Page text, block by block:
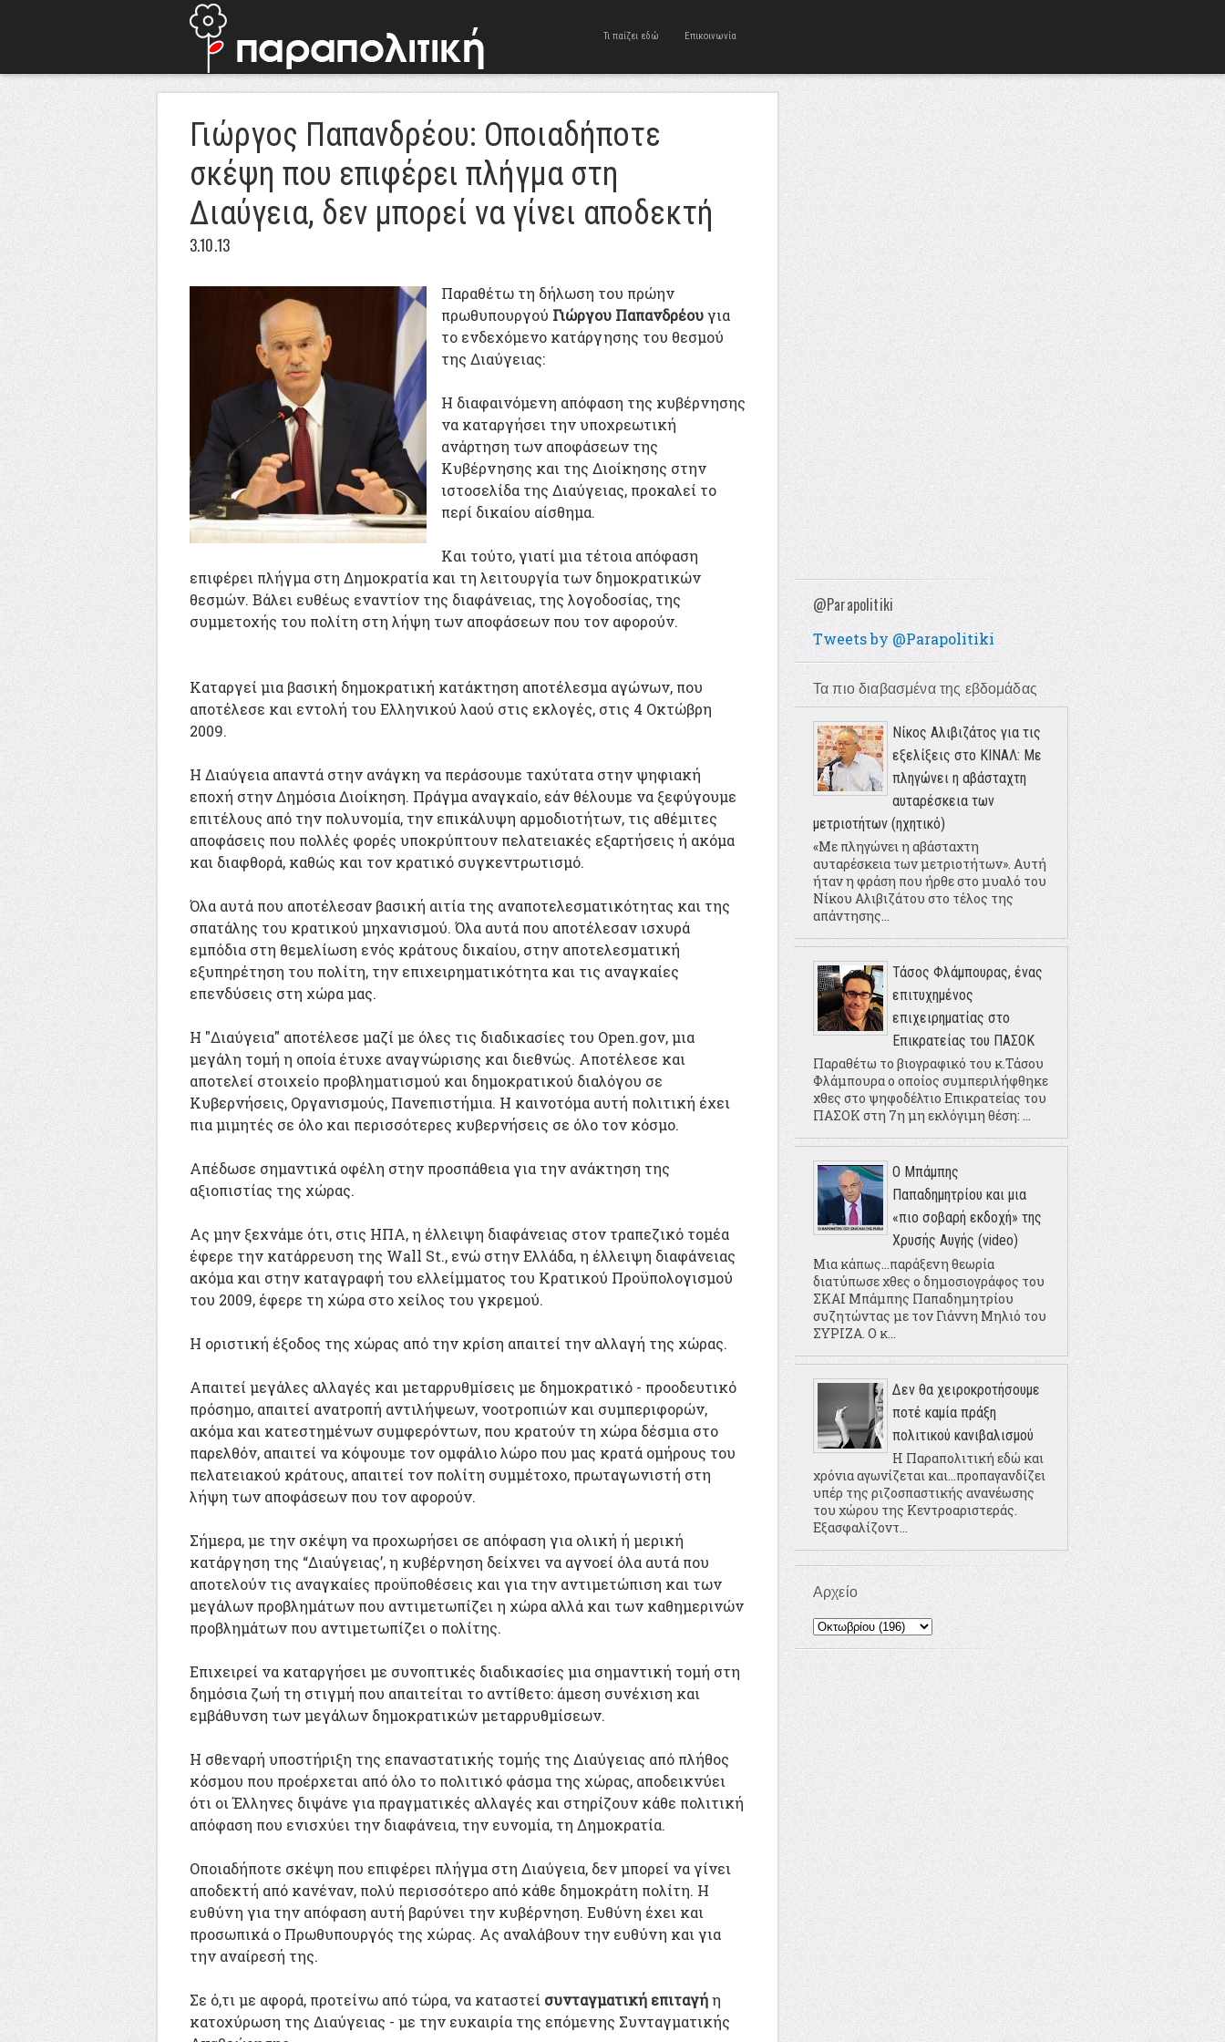
Τι παίζει εδώ Επικοινωνία
Γιώργος Παπανδρέου: Οποιαδήποτε
σκέψη που επιφέρει πλήγμα στη
Διαύγεια, δεν μπορεί να γίνει αποδεκτή
3.10.13
Παραθέτω τη δήλωση του πρώην
πρωθυπουργού Γιώργου Παπανδρέουγια
το ενδεχόμενο κατάργησης του θεσμού
της Διαύγειας:
Η διαφαινόμενη απόφαση της κυβέρνησης
να καταργήσει την υποχρεωτική
ανάρτηση των αποφάσεων της
Κυβέρνησης και της Διοίκησης στην
ιστοσελίδα της Διαύγειας, προκαλεί το
περί δικαίου αίσθημα.
Και τούτο, γιατί μια τέτοια απόφαση
επιφέρει πλήγμα στη Δημοκρατία και τη λειτουργία των δημοκρατικών
θεσμών. Βάλει ευθέως εναντίον της διαφάνειας, της λογοδοσίας, της
συμμετοχής του πολίτη στη λήψη των αποφάσεων που τον αφορούν.
Καταργεί μια βασική δημοκρατική κατάκτηση αποτέλεσμα αγώνων, που
αποτέλεσε και εντολή του Ελληνικού λαού στις εκλογές, στις 4 Οκτώβρη
2009.
Η Διαύγεια απαντά στην ανάγκη να περάσουμε ταχύτατα στην ψηφιακή
εποχή στην Δημόσια Διοίκηση. Πράγμα αναγκαίο, εάν θέλουμε να ξεφύγουμε
επιτέλους από την πολυνομία, την επικάλυψη αρμοδιοτήτων, τις αθέμιτες
αποφάσεις που πολλές φορές υποκρύπτουν πελατειακές εξαρτήσεις ή ακόμα
και διαφθορά, καθώς και τον κρατικό συγκεντρωτισμό.
Όλα αυτά που αποτέλεσαν βασική αιτία της αναποτελεσματικότητας και της
σπατάλης του κρατικού μηχανισμού. Όλα αυτά που αποτέλεσαν ισχυρά
εμπόδια στη θεμελίωση ενός κράτους δικαίου, στην αποτελεσματική
εξυπηρέτηση του πολίτη, την επιχειρηματικότητα και τις αναγκαίες
επενδύσεις στη χώρα μας.
Η "Διαύγεια" αποτέλεσε μαζί με όλες τις διαδικασίες του Open.gov, μια
μεγάλη τομή η οποία έτυχε αναγνώρισης και διεθνώς. Αποτέλεσε και
αποτελεί στοιχείο προβληματισμού και δημοκρατικού διαλόγου σε
Κυβερνήσεις, Οργανισμούς, Πανεπιστήμια. Η καινοτόμα αυτή πολιτική έχει
πια μιμητές σε όλο και περισσότερες κυβερνήσεις σε όλο τον κόσμο.
Απέδωσε σημαντικά οφέλη στην προσπάθεια για την ανάκτηση της
αξιοπιστίας της χώρας.
Ας μην ξεχνάμε ότι, στις ΗΠΑ, η έλλειψη διαφάνειας στον τραπεζικό τομέα
έφερε την κατάρρευση της Wall St., ενώ στην Ελλάδα, η έλλειψη διαφάνειας
ακόμα και στην καταγραφή του ελλείμματος του Κρατικού Προϋπολογισμού
του 2009, έφερε τη χώρα στο χείλος του γκρεμού.
Η οριστική έξοδος της χώρας από την κρίση απαιτεί την αλλαγή της χώρας.
Απαιτεί μεγάλες αλλαγές και μεταρρυθμίσεις με δημοκρατικό - προοδευτικό
πρόσημο, απαιτεί ανατροπή αντιλήψεων, νοοτροπιών και συμπεριφορών,
ακόμα και κατεστημένων συμφερόντων, που κρατούν τη χώρα δέσμια στο
παρελθόν, απαιτεί να κόψουμε τον ομφάλιο λώρο που μας κρατά ομήρους του
πελατειακού κράτους, απαιτεί τον πολίτη συμμέτοχο, πρωταγωνιστή στη
λήψη των αποφάσεων που τον αφορούν.
Σήμερα, με την σκέψη να προχωρήσει σε απόφαση για ολική ή μερική
κατάργηση της “Διαύγειας’, η κυβέρνηση δείχνει να αγνοεί όλα αυτά που
αποτελούν τις αναγκαίες προϋποθέσεις και για την αντιμετώπιση και των
μεγάλων προβλημάτων που αντιμετωπίζει η χώρα αλλά και των καθημερινών
προβλημάτων που αντιμετωπίζει ο πολίτης.
Επιχειρεί να καταργήσει με συνοπτικές διαδικασίες μια σημαντική τομή στη
δημόσια ζωή τη στιγμή που απαιτείται το αντίθετο: άμεση συνέχιση και
εμβάθυνση των μεγάλων δημοκρατικών μεταρρυθμίσεων.
Η σθεναρή υποστήριξη της επαναστατικής τομής της Διαύγειας από πλήθος
κόσμου που προέρχεται από όλο το πολιτικό φάσμα της χώρας, αποδεικνύει
ότι οι Έλληνες διψάνε για πραγματικές αλλαγές και στηρίζουν κάθε πολιτική
απόφαση που ενισχύει την διαφάνεια, την ευνομία, τη Δημοκρατία.
Οποιαδήποτε σκέψη που επιφέρει πλήγμα στη Διαύγεια, δεν μπορεί να γίνει
αποδεκτή από κανέναν, πολύ περισσότερο από κάθε δημοκράτη πολίτη. Η
ευθύνη για την απόφαση αυτή βαρύνει την κυβέρνηση. Ευθύνη έχει και
προσωπικά ο Πρωθυπουργός της χώρας. Ας αναλάβουν την ευθύνη και για
την αναίρεσή της.
Σε ό,τι με αφορά, προτείνω από τώρα, να καταστεί συνταγματική επιταγήη
κατοχύρωση της Διαύγειας - με την ευκαιρία της επόμενης Συνταγματικής
@Parapolitiki
Tweets by @Parapolitiki
Τα πιο διαβασμένα της εβδομάδας
Νίκος Αλιβιζάτος για τις
εξελίξεις στο ΚΙΝΑΛ: Με
πληγώνει η αβάσταχτη
αυταρέσκεια των
μετριοτήτων (ηχητικό)
«Με πληγώνει η αβάσταχτη
αυταρέσκεια των μετριοτήτων». Αυτή
ήταν η φράση που ήρθε στο μυαλό του
Νίκου Αλιβιζάτου στο τέλος της
απάντησης...
Τάσος Φλάμπουρας, ένας
επιτυχημένος
επιχειρηματίας στο
Επικρατείας του ΠΑΣΟΚ
Παραθέτω το βιογραφικό του κ.Τάσου
Φλάμπουρα ο οποίος συμπεριλήφθηκε
χθες στο ψηφοδέλτιο Επικρατείας του
ΠΑΣΟΚ στη 7η μη εκλόγιμη θέση: ...
Ο Μπάμπης
Παπαδημητρίου και μια
«πιο σοβαρή εκδοχή» της
Χρυσής Αυγής (video)
Μια κάπως...παράξενη θεωρία
διατύπωσε χθες ο δημοσιογράφος του
ΣΚΑΙ Μπάμπης Παπαδημητρίου
συζητώντας με τον Γιάννη Μηλιό του
ΣΥΡΙΖΑ. Ο κ...
Δεν θα χειροκροτήσουμε
ποτέ καμία πράξη
πολιτικού κανιβαλισμού
Η Παραπολιτική εδώ και
χρόνια αγωνίζεται και...προπαγανδίζει
υπέρ της ριζοσπαστικής ανανέωσης
του χώρου της Κεντροαριστεράς.
Εξασφαλίζοντ...
Αρχείο